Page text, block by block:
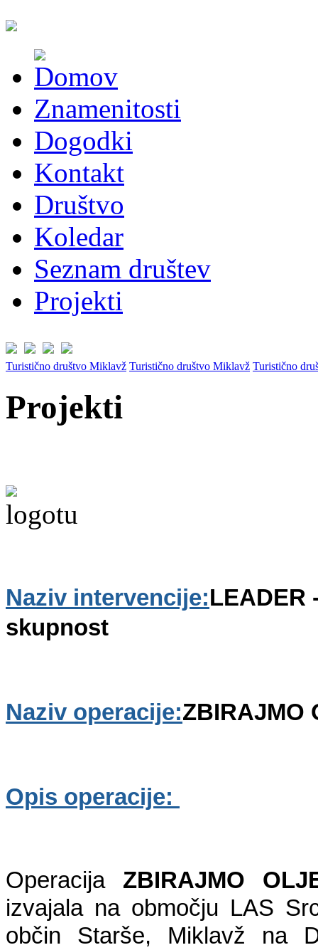
Znamenitosti
Dogodki
Kontakt
Društvo
Koledar
Seznam društev
Projekti
Turistično društvo Miklavž Turistično društvo Miklavž Turistično
Projekti
Naziv intervencije:LEADER
skupnost
Naziv operacije:ZBIRAJMO
Opis operacije:
Operacija ZBIRAJMO
izvajala na območju LAS
občin Starše, Miklavž na